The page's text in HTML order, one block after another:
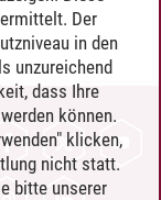
Der
in den
unzureichend
dass Ihre
können.
klicken,
nicht statt.
bitte unserer